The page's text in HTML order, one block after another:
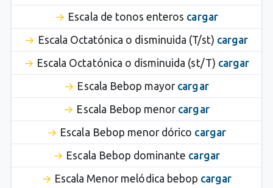
Escala de tonos enteros cargar
Escala Octatónica o disminuida (T/st) cargar
Escala Octatónica o disminuida (st/T) cargar
Escala Bebop mayor cargar
Escala Bebop menor cargar
Escala Bebop menor dórico cargar
Escala Bebop dominante cargar
Escala Menor melódica bebop cargar